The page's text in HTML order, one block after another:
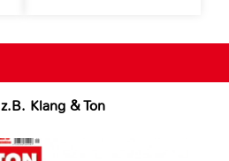
Klang & Ton